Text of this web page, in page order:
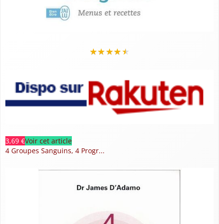
★★★★★
3,69 €Voir cet article
4 Groupes Sanguins, 4 Progr...